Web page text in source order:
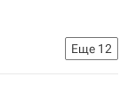
Еще 12